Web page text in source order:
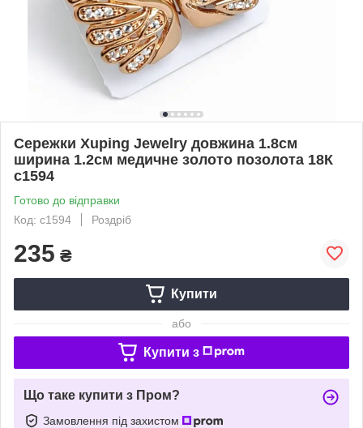
Сережки Xuping Jewelry довжина 1.8см
ширина 1.2см медичне золото позолота 18К
с1594
Готово до відправки
Код: с1594
Роздріб
235 ₴
Купити
або
Купити з
Що таке купити з Пром?
Замовлення під захистом